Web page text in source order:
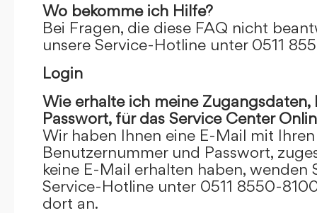
Wo bekomme ich Hilfe?
Bei Fragen, die diese FAQ nicht
unsere Service-Hotline unter 0511
Login
Wie erhalte ich meine
Passwort, für das Service Center
Wir haben Ihnen eine E-Mail mit
Benutzernummer und Passwort,
keine E-Mail erhalten haben, wenden
Service-Hotline unter 0511 8550-
dort an.